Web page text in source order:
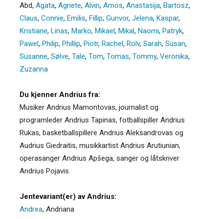
Abd, Agata, Agnete, Alvin, Amos, Anastasija, Bartosz,
Claus, Connie, Emilis, Fillip, Gunvor, Jelena, Kaspar,
Kristiane, Linas, Marko, Mikael, Mikal, Naomi, Patryk,
Pawel, Philip, Phillip, Piotr, Rachel, Rolv, Sarah, Susan,
Susanne, Sølve, Tale, Tom, Tomas, Tommy, Veronika,
Zuzanna
Du kjenner Andrius fra:
Musiker Andrius Mamontovas, journalist og
programleder Andrius Tapinas, fotballspiller Andrius
Rukas, basketballspillere Andrius Aleksandrovas og
Audrius Giedraitis, musikkartist Andrius Arutiunian,
operasanger Andrius Apšega, sanger og låtskriver
Andrius Pojavis
Jentevariant(er) av Andrius:
Andrea, Andriana